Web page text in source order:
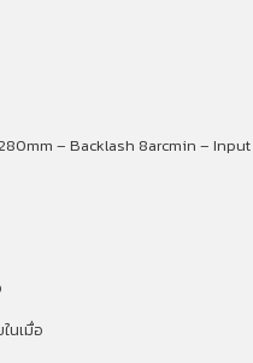
– Backlash 8arcmin –
นเมื่อ